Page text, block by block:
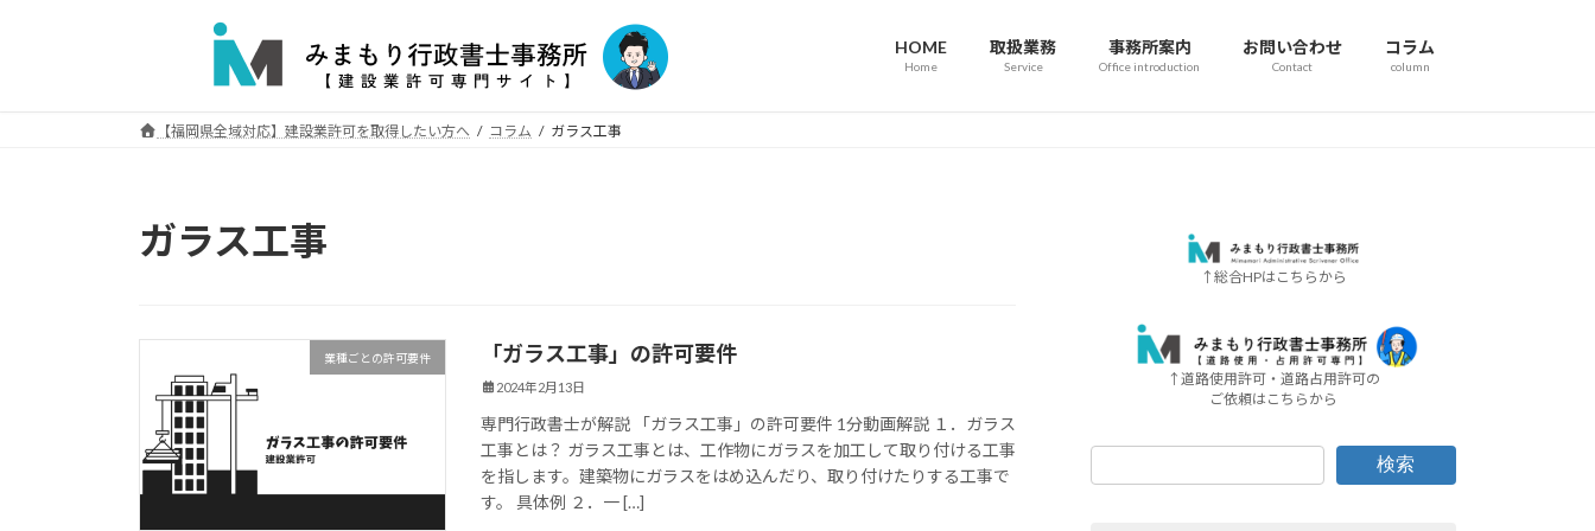
HOME
Home
取扱業務
Service
事務所案内
Office introduction
お問い合わせ
Contact
コラム
column
【福岡県全域対応】建設業許可を取得したい方へ コラム ガラス工事
ガラス工事
業種ごとの許可要件 「ガラス工事」の許可要件
2024年2月13日
専門行政書士が解説 「ガラス工事」の許可要件 1分動画解説 １．ガラス
工事とは？ ガラス工事とは、工作物にガラスを加工して取り付ける工事
を指します。建築物にガラスをはめ込んだり、取り付けたりする工事で
す。 具体例 ２．一 […]
↑総合HPはこちらから
↑道路使用許可・道路占用許可の
ご依頼はこちらから
検索